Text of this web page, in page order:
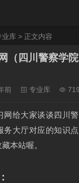
业库 > 正文内容
（四川警察学
前 专业库 719
网给大家谈谈四川
务大厅对应的知识
本站喔。